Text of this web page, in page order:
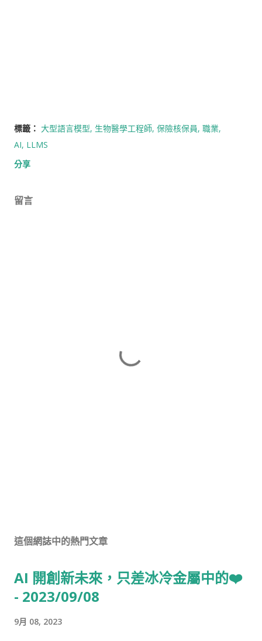
標籤： 大型語言模型 生物醫學工程師 保險核保員 職業
AI LLMS
分享
留言
這個網誌中的熱門文章
AI 開創新未來，只差冰冷金屬中的❤️
- 2023/09/08
9月 08, 2023